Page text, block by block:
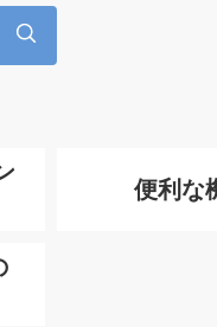
便利な